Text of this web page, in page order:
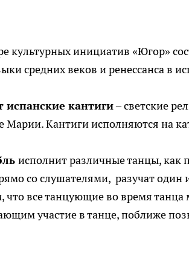
культурных инициатив «Югор»
средних веков и ренессанса в
испанские кантиги– светские
Марии. Кантиги исполняются на
исполнит различные танцы, как
со слушателями, разучат
что все танцующие во время
участие в танце, поближе